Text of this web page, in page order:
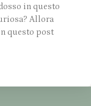
in questo
Allora
questo post